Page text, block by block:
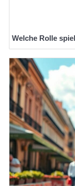
Welche Rolle